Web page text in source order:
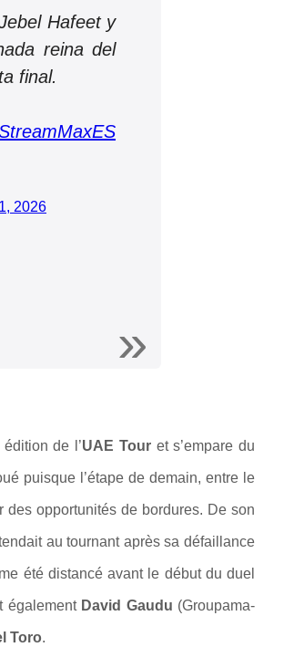
Hafeet y
reina del
final.
2026
de l’UAE Touret s’empare du
puisque l’étape de demain, entre le
des opportunités de bordures. De son
au tournant après sa défaillance
été distancé avant le début du duel
également David Gaudu (Groupama-
Toro.